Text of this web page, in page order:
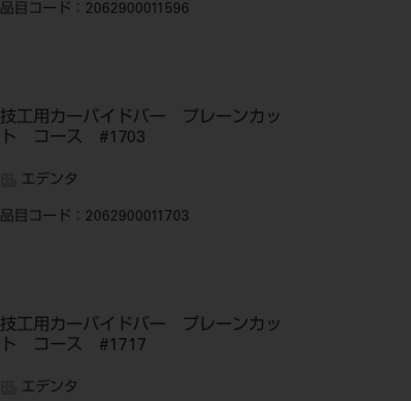
品目コード ：2062900011596
技工用カーバイドバー プレーンカッ
ト コース #1703
エデンタ
品目コード ：2062900011703
技工用カーバイドバー プレーンカッ
ト コース #1717
エデンタ